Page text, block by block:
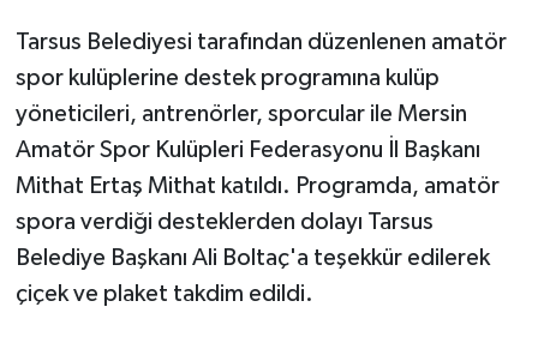
Tarsus Belediyesi tarafından düzenlenen amatör
spor kulüplerine destek programına kulüp
yöneticileri, antrenörler, sporcular ile Mersin
Amatör Spor Kulüpleri Federasyonu İl Başkanı
Mithat Ertaş Mithat katıldı. Programda, amatör
spora verdiği desteklerden dolayı Tarsus
Belediye Başkanı Ali Boltaç'a teşekkür edilerek
çiçek ve plaket takdim edildi.